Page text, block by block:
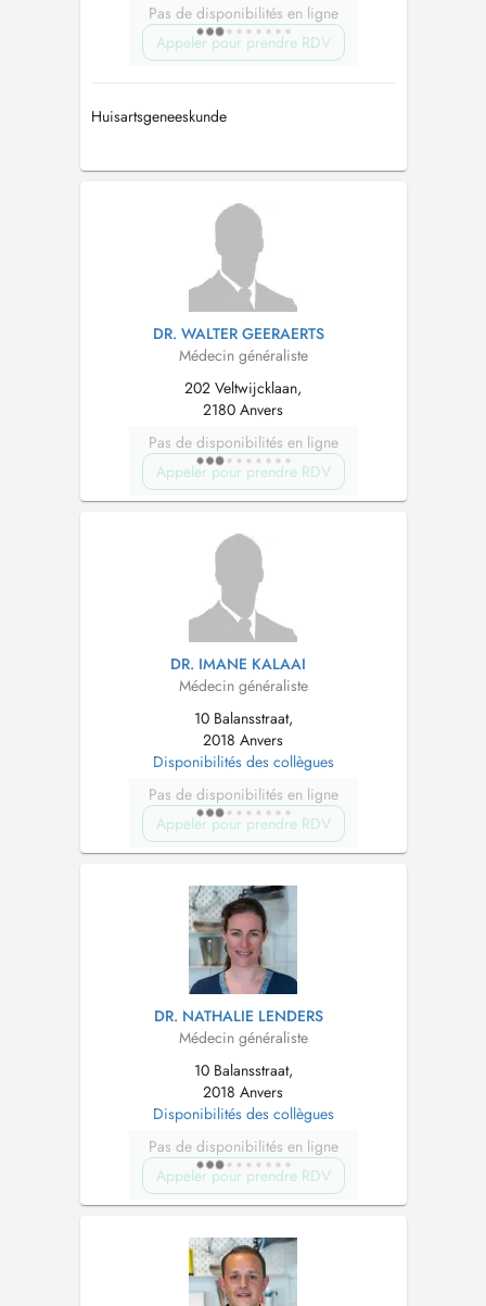
Pas de disponibilités en ligne
Appeler pour prendre RDV
Huisartsgeneeskunde
DR. WALTER GEERAERTS
Médecin généraliste
202 Veltwijcklaan,
2180 Anvers
Pas de disponibilités en ligne
Appeler pour prendre RDV
DR. IMANE KALAAI
Médecin généraliste
10 Balansstraat,
2018 Anvers
Disponibilités des collègues
Pas de disponibilités en ligne
Appeler pour prendre RDV
DR. NATHALIE LENDERS
Médecin généraliste
10 Balansstraat,
2018 Anvers
Disponibilités des collègues
Pas de disponibilités en ligne
Appeler pour prendre RDV